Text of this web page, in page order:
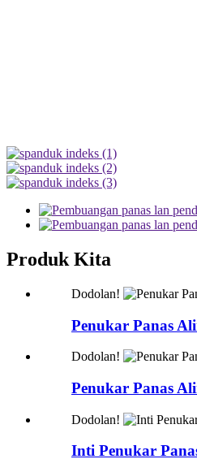
Produk Kita
Dodolan!
Penukar Panas
Dodolan!
Penukar Panas
Dodolan!
Inti Penukar